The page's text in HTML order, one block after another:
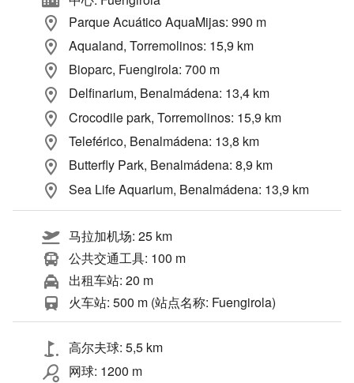
Parque Acuático AquaMijas: 990 m
Aqualand, Torremolinos: 15,9 km
Bioparc, Fuengirola: 700 m
Delfinarium, Benalmádena: 13,4 km
Crocodile park, Torremolinos: 15,9 km
Teleférico, Benalmádena: 13,8 km
Butterfly Park, Benalmádena: 8,9 km
Sea Life Aquarium, Benalmádena: 13,9 km
马拉加机场: 25 km
公共交通工具: 100 m
出租车站: 20 m
火车站: 500 m (站点名称: Fuengirola)
高尔夫球: 5,5 km
网球: 1200 m